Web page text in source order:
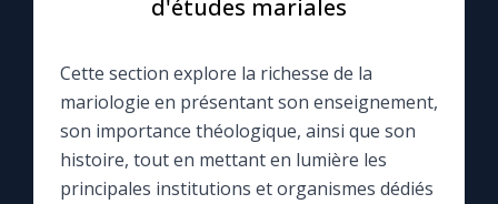
La newsletter
La vidéo de la semaine
d'études mariales
Cette section explore la richesse de la
mariologie en présentant son enseignement,
son importance théologique, ainsi que son
histoire, tout en mettant en lumière les
principales institutions et organismes dédiés